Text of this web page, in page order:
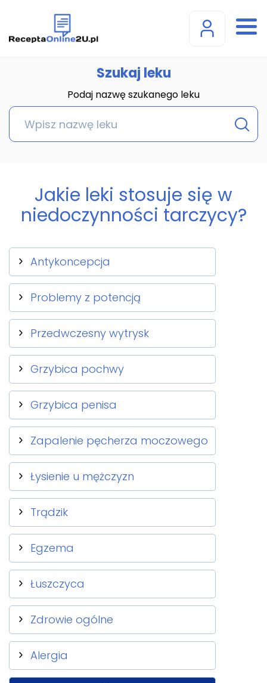
Szukaj leku
Podaj nazwę szukanego leku
Jakie leki stosuje się w
niedoczynności tarczycy?
Antykoncepcja
Problemy z potencją
Przedwczesny wytrysk
Grzybica pochwy
Grzybica penisa
Zapalenie pęcherza moczowego
Łysienie u mężczyzn
Trądzik
Egzema
Łuszczyca
Zdrowie ogólne
Alergia